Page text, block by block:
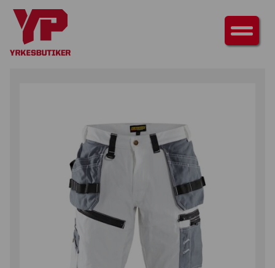
HEM UNDERDELAR
/ PIRATBYXA MÅLARE
X1500